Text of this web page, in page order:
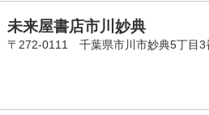
未来屋書店市川妙典
〒272-0111 千葉県市川市妙典5丁目3